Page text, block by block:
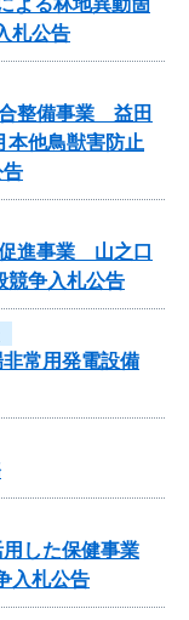
札公告
合整備事業 益田
本他鳥獣害防止
告
促進事業 山之口
競争入札公告
非常用発電設備
した保健事業
入札公告